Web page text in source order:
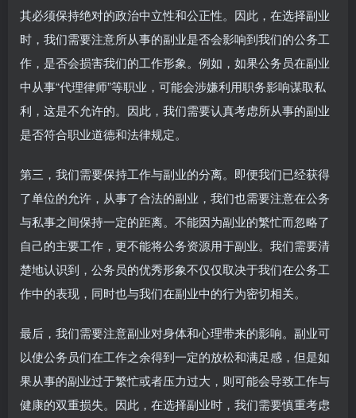
其必须保持绝对的政治中立性和公正性。因此，在选择副业
时，我们需要注意所从事的副业是否会影响到我们的公务工
作，是否会损害我们的工作形象。例如，如果公务员在副业
中从事“代理律师”等职业，可能会涉嫌利用职务影响谋取私
利，这是不允许的。因此，我们需要认真考虑所从事的副业
是否符合职业道德和法律规定。
第三，我们需要保持工作与副业的分离。即便我们已经获得
了单位的允许，从事了合法的副业，我们也需要注意在公务
与私事之间保持一定的距离。不能因为副业的繁忙而忽略了
自己的主要工作，更不能将公务资源用于副业。我们需要清
楚地认识到，公务员的优秀形象不仅仅取决于我们在公务工
作中的表现，同时也与我们在副业中的行为密切相关。
最后，我们需要注意副业对身体和心理带来的影响。副业可
以使公务员们在工作之余得到一定的放松和满足感，但是如
果从事的副业过于繁忙或者压力过大，则可能会导致工作与
健康的双重损失。因此，在选择副业时，我们需要慎重考虑